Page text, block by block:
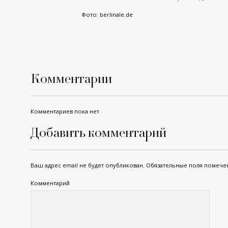
Фото: berlinale.de
Комментарии
Комментариев пока нет
Добавить комментарий
Ваш адрес email не будет опубликован. Обязательные поля
Комментарий